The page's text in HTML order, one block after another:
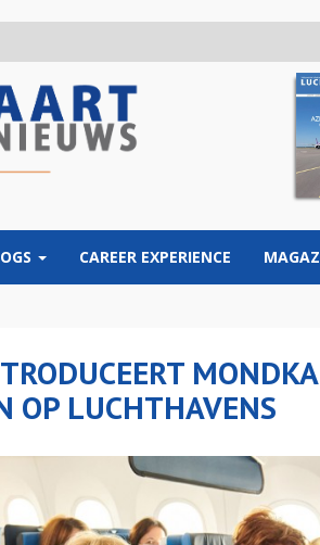
CAREER EXPERIENCE
OP LUCHTHAVENS